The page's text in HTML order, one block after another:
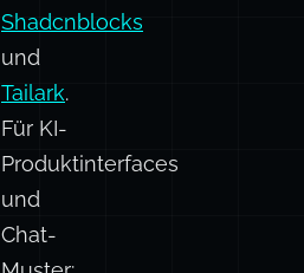
Blöcke:
Aceternity
UI,
Shadcnblocks
und
Tailark
Für KI-